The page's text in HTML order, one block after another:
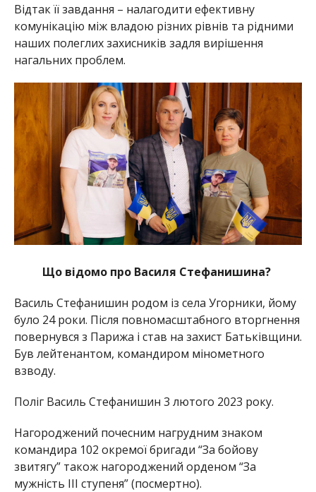
Відтак її завдання – налагодити ефективну
комунікацію між владою різних рівнів та рідними
наших полеглих захисників задля вирішення
нагальних проблем.
Що відомо про Василя Стефанишина?
Василь Стефанишин родом із села Угорники, йому
було 24 роки. Після повномасштабного вторгнення
повернувся з Парижа і став на захист Батьківщини.
Був лейтенантом, командиром мінометного
взводу.
Поліг Василь Стефанишин 3 лютого 2023 року.
Нагороджений почесним нагрудним знаком
командира 102 окремої бригади “За бойову
звитягу” також нагороджений орденом “За
мужність III ступеня” (посмертно).